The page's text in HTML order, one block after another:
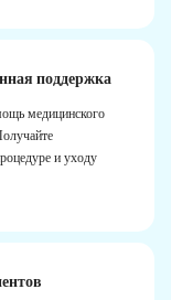
поддержка
медицинского
и уходу